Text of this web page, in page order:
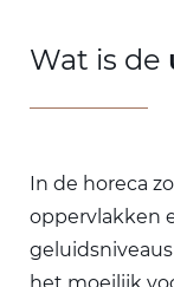
Wat is de
In de horeca
oppervlakken